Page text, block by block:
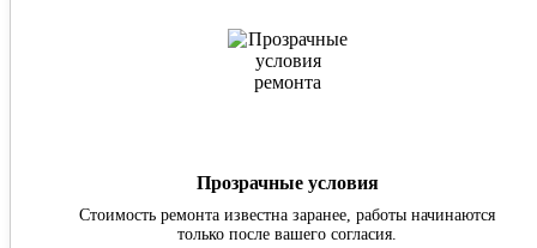
Прозрачные условия
Стоимость ремонта известна заранее, работы начинаются
только после вашего согласия.